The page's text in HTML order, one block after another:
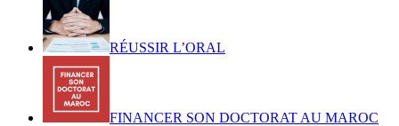
RÉUSSIR L’ORAL
FINANCER SON DOCTORAT AU MAROC